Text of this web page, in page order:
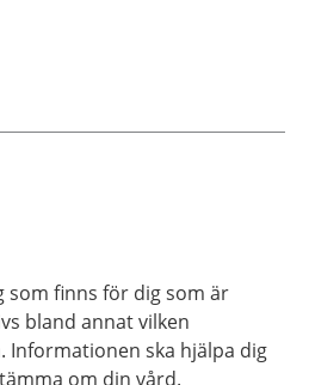
som finns för dig som är
bland annat vilken
Informationen ska hjälpa dig
om din vård.